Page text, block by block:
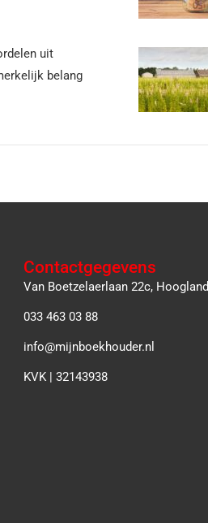
uit
belang
Contactgegevens
Van Boetzelaerlaan 22c, Hoogland
033 463 03 88
info@mijnboekhouder.nl
KVK | 32143938